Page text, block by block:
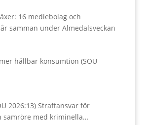
16 mediebolag och
samman under Almedalsveckan
hållbar konsumtion (SOU
2026:13) Straffansvar för
samröre med kriminella